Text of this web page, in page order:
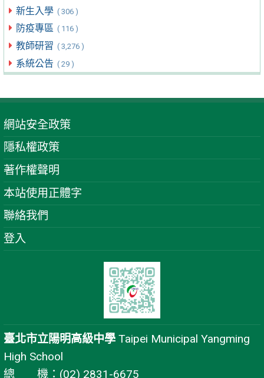
新生入學 ( 306 )
防疫專區 ( 116 )
教師研習 ( 3,276 )
系統公告 ( 29 )
網站安全政策
隱私權政策
著作權聲明
本站使用正體字
聯絡我們
登入
臺北市立陽明高級中學 Taipei Municipal Yangming
High School
總 機：(02) 2831-6675